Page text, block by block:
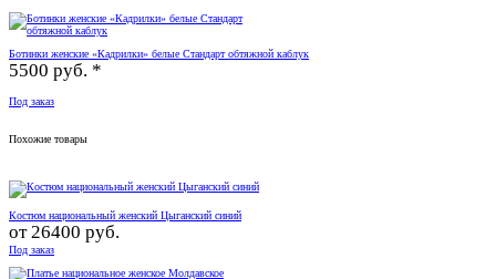
Ботинки женские «Кадрилки» белые Стандарт обтяжной каблук
5500 руб. *
Под заказ
Похожие товары
Костюм национальный женский Цыганский синий
от26400 руб.
Под заказ